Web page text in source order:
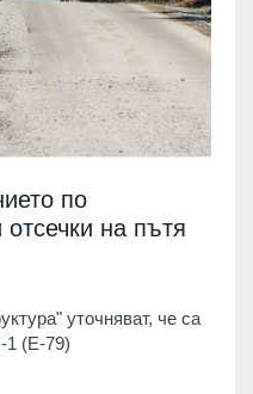
по
на пътя
уточняват, че са
1 (Е-79)